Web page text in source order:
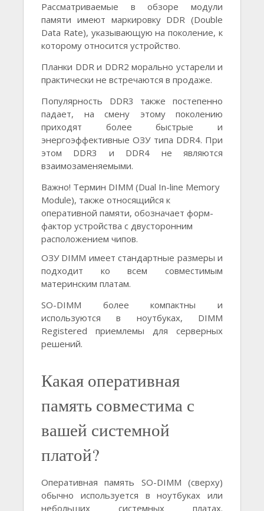
Рассматриваемые в обзоре модули
памяти имеют маркировку DDR (Double
Data Rate), указывающую на поколение, к
которому относится устройство.
Планки DDR и DDR2 морально устарели и
практически не встречаются в продаже.
Популярность DDR3 также постепенно
падает, на смену этому поколению
приходят более быстрые и
энергоэффективные ОЗУ типа DDR4. При
этом DDR3 и DDR4 не являются
взаимозаменяемыми.
Важно! Термин DIMM (Dual In-line Memory
Module), также относящийся к
оперативной памяти, обозначает форм-
фактор устройства с двусторонним
расположением чипов.
ОЗУ DIMM имеет стандартные размеры и
подходит ко всем совместимым
материнским платам.
SO-DIMM более компактны и
используются в ноутбуках, DIMM
Registered приемлемы для серверных
решений.
Какая оперативная
память совместима с
вашей системной
платой?
Оперативная память SO-DIMM (сверху)
обычно используется в ноутбуках или
небольших системных платах.